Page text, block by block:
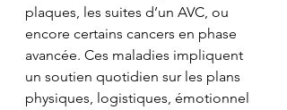
plaques, les suites d’un AVC, ou
encore certains cancers en phase
avancée. Ces maladies impliquent
un soutien quotidien sur les plans
physiques, logistiques, émotionnel